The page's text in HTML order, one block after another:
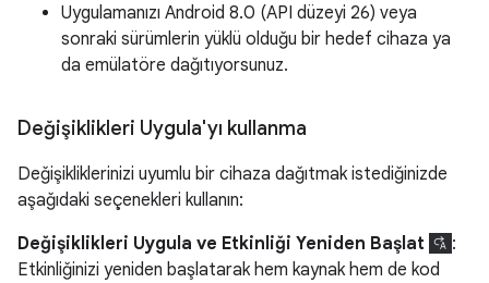
Uygulamanızı Android 8.0 (API düzeyi 26) veya
sonraki sürümlerin yüklü olduğu bir hedef cihaza ya
da emülatöre dağıtıyorsunuz.
Değişiklikleri Uygula'yı kullanma
Değişikliklerinizi uyumlu bir cihaza dağıtmak istediğinizde
aşağıdaki seçenekleri kullanın:
Değişiklikleri Uygula ve Etkinliği Yeniden Başlat
:
Etkinliğinizi yeniden başlatarak hem kaynak hem de kod